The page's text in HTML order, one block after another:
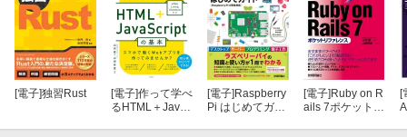
1-4 チェックしておきたいRaspberry Piアクセサリー
●第2章 OSを入れよう
2-1 Raspberry PiのOSを知ろう
[電子]独習Rust [電子]作って学べ
るHTML＋Java
[電子]Raspberry
Pi はじめてガイ
[電子]Ruby on R
ails 7ポケットリ
[